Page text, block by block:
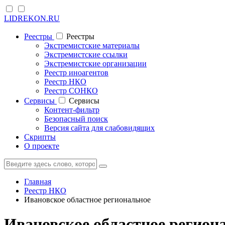
LIDREKON.RU
Реестры
Реестры
Экстремистские материалы
Экстремистские ссылки
Экстремистские организации
Реестр иноагентов
Реестр НКО
Реестр СОНКО
Cервисы
Cервисы
Контент-фильтр
Безопасный поиск
Версия сайта для слабовидящих
Скрипты
О проекте
Главная
Реестр НКО
Ивановское областное региональное